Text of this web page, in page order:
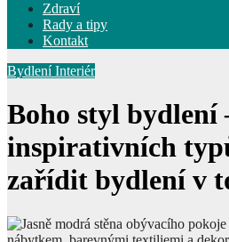
Zdraví
Rady a tipy
Kontakt
BydleníInteriér
Boho styl bydlení
inspirativních
zařídit bydlení v